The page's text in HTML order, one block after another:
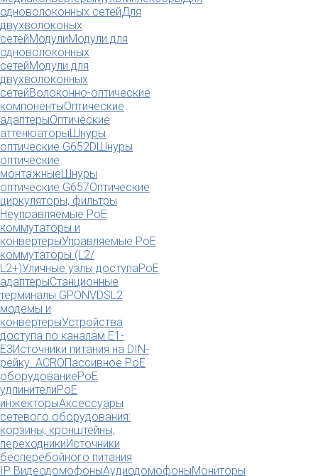
одноволоконных сетейДля
двухволоконых
сетейМодулиМодули для
одноволоконных
сетейМодули для
двухволоконных
сетейВолоконно-оптические
компонентыОптические
адаптерыОптические
аттенюаторыШнуры
оптические G652DШнуры
оптические
монтажныеШнуры
оптические G657Оптические
циркуляторы, фильтры
Неуправляемые PoE
коммутаторы и
конвертерыУправляемые PoE
коммутаторы (L2/
L2+)Уличные узлы доступаPoE
адаптерыСтанционные
терминалы GPONVDSL2
модемы и
конвертерыУстройства
доступа по каналам E1-
E3Источники питания на DIN-
рейку. ACROПассивное PoE
оборудованиеPoE
удлинителиPoE
инжекторыАксессуары
сетевого оборудования:
корзины, кронштейны,
переходникиИсточники
бесперебойного питания
IP ВидеодомофоныАудиодомофоныМониторы